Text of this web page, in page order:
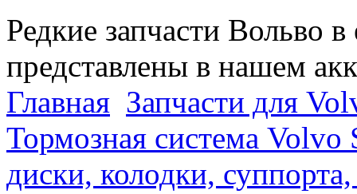
Редкие запчасти Вольво
представлены в нашем
Главная Запчасти для
Тормозная система
диски, колодки,